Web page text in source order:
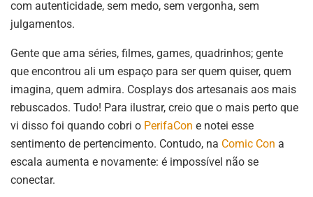
com autenticidade, sem medo, sem vergonha, sem
julgamentos.
Gente que ama séries, filmes, games, quadrinhos; gente
que encontrou ali um espaço para ser quem quiser, quem
imagina, quem admira. Cosplays dos artesanais aos mais
rebuscados. Tudo! Para ilustrar, creio que o mais perto que
vi disso foi quando cobri o PerifaCon e notei esse
sentimento de pertencimento. Contudo, na Comic Con a
escala aumenta e novamente: é impossível não se
conectar.